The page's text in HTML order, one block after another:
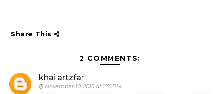
Share This
2 COMMENTS:
khai artzfar
November 10, 2015 at 1:35 PM